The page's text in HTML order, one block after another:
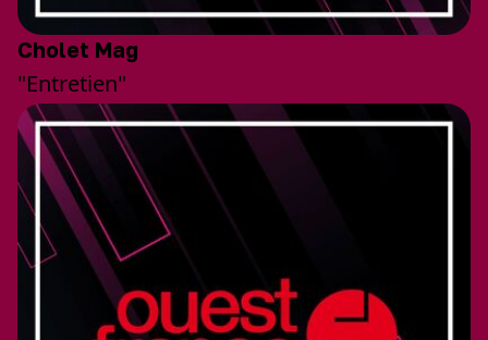
Cholet Mag
"Entretien"